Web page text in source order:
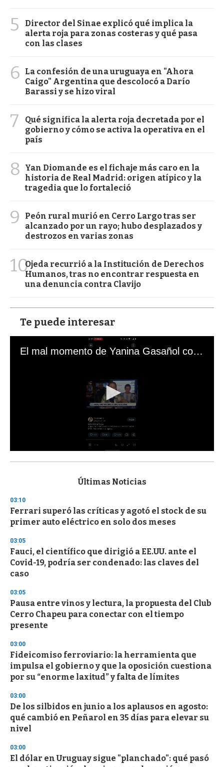
5
Director del Sinae explicó qué implica la
alerta roja para zonas costeras y qué pasa
con las clases
6
La confesión de una uruguaya en "Ahora
Caigo" Argentina que descolocó a Darío
Barassi y se hizo viral
7
Qué significa la alerta roja decretada por el
gobierno y cómo se activa la operativa en el
país
8
Yan Diomande es el fichaje más caro en la
historia de Real Madrid: origen atípico y la
tragedia que lo fortaleció
9
Peón rural murió en Cerro Largo tras ser
alcanzado por un rayo; hubo desplazados y
destrozos en varias zonas
10Ojeda recurrió a la Institución de Derechos
Humanos, tras no encontrar respuesta en
una denuncia contra Clavijo
Te puede interesar
El mal momento de Yanina Gasañol con un hincha argentino en "Subrayado"
s
d
s
o
f
3
s
e
c
o
d
s
Últimas Noticias
03:10
Ferrari superó las críticas y agotó el stock de su
primer auto eléctrico en solo dos meses
03:05
Fauci, el científico que dirigió a EE.UU. ante el
Covid-19, podría ser condenado: las claves del
caso
03:05
Pausa entre vinos y lectura, la propuesta del Club
Cerro Chapeu para conectar con el tiempo
presente
03:00
Fideicomiso ferroviario: la herramienta que
impulsa el gobierno y que la oposición cuestiona
por su “enorme laxitud” y falta de límites
03:00
De los silbidos en junio a los aplausos en agosto:
qué cambió en Peñarol en 35 días para elevar su
nivel
03:00
El dólar en Uruguay sigue "planchado": qué pasó